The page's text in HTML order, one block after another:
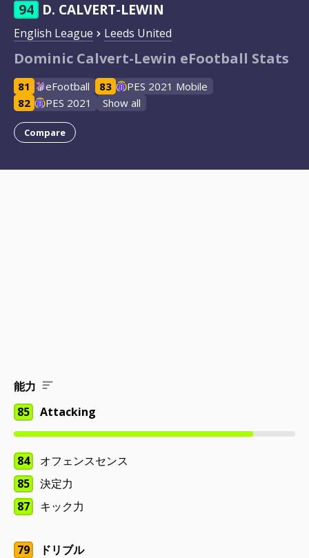
94 D. CALVERT-LEWIN
English League Leeds United
Dominic Calvert-Lewin eFootball Stats
81 eFootball 83
PES 2021 Mobile
82
PES 2021 Show all
Compare
能力
85
Attacking
84
オフェンスセンス
85
決定力
87
キック力
79 ドリブル